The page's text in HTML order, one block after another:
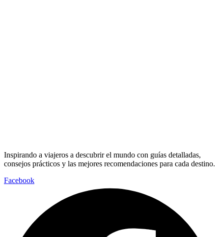
Inspirando a viajeros a descubrir el mundo con guías detalladas,
consejos prácticos y las mejores recomendaciones para cada destino.
Facebook